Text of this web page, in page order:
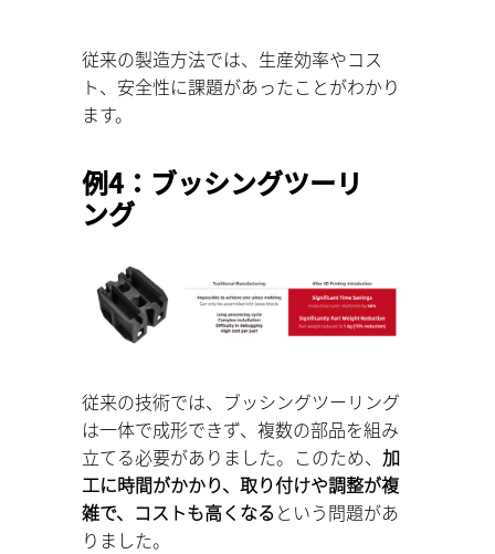
従来の製造方法では、生産効率やコス
ト、安全性に課題があったことがわかり
ます。
例4：ブッシングツーリ
ング
従来の技術では、ブッシングツーリング
は一体で成形できず、複数の部品を組み
立てる必要がありました。このため、 加
工に時間がかかり、取り付けや調整が複
雑で、コストも高くなるという問題があ
りました。